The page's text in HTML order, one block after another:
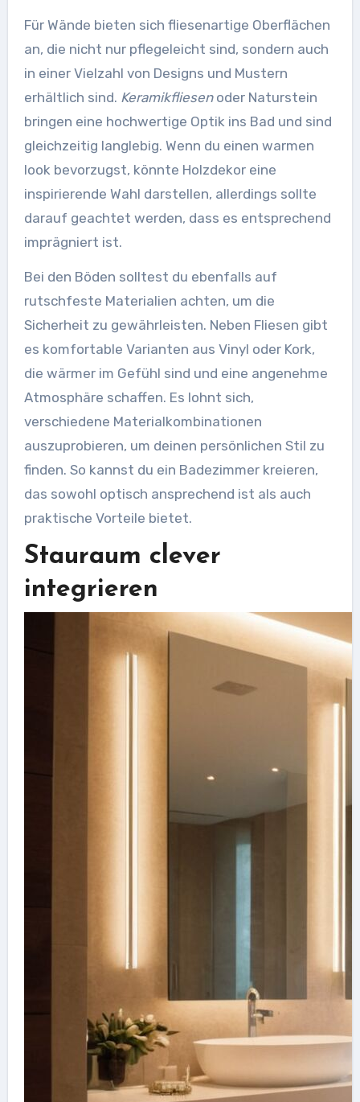
Für Wände bieten sich fliesenartige Oberflächen
an, die nicht nur pflegeleicht sind, sondern auch
in einer Vielzahl von Designs und Mustern
erhältlich sind. Keramikfliesenoder Naturstein
bringen eine hochwertige Optik ins Bad und sind
gleichzeitig langlebig. Wenn du einen warmen
look bevorzugst, könnte Holzdekor eine
inspirierende Wahl darstellen, allerdings sollte
darauf geachtet werden, dass es entsprechend
imprägniert ist.
Bei den Böden solltest du ebenfalls auf
rutschfeste Materialien achten, um die
Sicherheit zu gewährleisten. Neben Fliesen gibt
es komfortable Varianten aus Vinyl oder Kork,
die wärmer im Gefühl sind und eine angenehme
Atmosphäre schaffen. Es lohnt sich,
verschiedene Materialkombinationen
auszuprobieren, um deinen persönlichen Stil zu
finden. So kannst du ein Badezimmer kreieren,
das sowohl optisch ansprechend ist als auch
praktische Vorteile bietet.
Stauraum clever
integrieren